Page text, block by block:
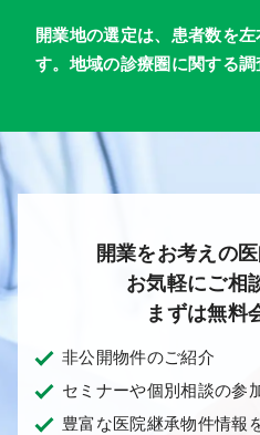
開業地の選定は、患者数を
す。地域の診療圏に関する調
開業をお考えの
お気軽にご相
まずは無料
非公開物件のご紹介
セミナーや個別相談の参
豊富な医院継承物件情報